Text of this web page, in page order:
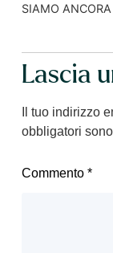
SIAMO
Lascia
Il tuo indirizzo
obbligatori
Commento *